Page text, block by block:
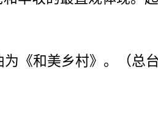
《和美乡村》。（总